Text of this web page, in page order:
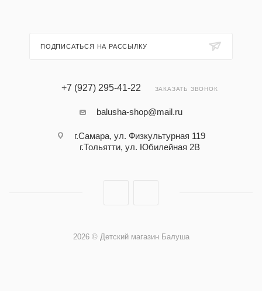
ПОДПИСАТЬСЯ НА РАССЫЛКУ
+7 (927) 295-41-22 ЗАКАЗАТЬ ЗВОНОК
balusha-shop@mail.ru
г.Самара, ул. Физкультурная 119
г.Тольятти, ул. Юбилейная 2В
2026 © Детский магазин Балуша